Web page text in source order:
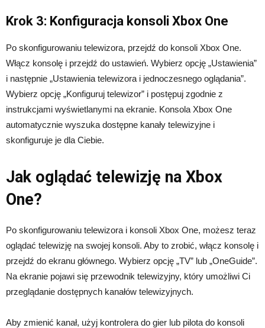
Krok 3: Konfiguracja konsoli Xbox One
Po skonfigurowaniu telewizora, przejdź do konsoli Xbox One.
Włącz konsolę i przejdź do ustawień. Wybierz opcję „Ustawienia”
i następnie „Ustawienia telewizora i jednoczesnego oglądania”.
Wybierz opcję „Konfiguruj telewizor” i postępuj zgodnie z
instrukcjami wyświetlanymi na ekranie. Konsola Xbox One
automatycznie wyszuka dostępne kanały telewizyjne i
skonfiguruje je dla Ciebie.
Jak oglądać telewizję na Xbox
One?
Po skonfigurowaniu telewizora i konsoli Xbox One, możesz teraz
oglądać telewizję na swojej konsoli. Aby to zrobić, włącz konsolę i
przejdź do ekranu głównego. Wybierz opcję „TV” lub „OneGuide”.
Na ekranie pojawi się przewodnik telewizyjny, który umożliwi Ci
przeglądanie dostępnych kanałów telewizyjnych.
Aby zmienić kanał, użyj kontrolera do gier lub pilota do konsoli